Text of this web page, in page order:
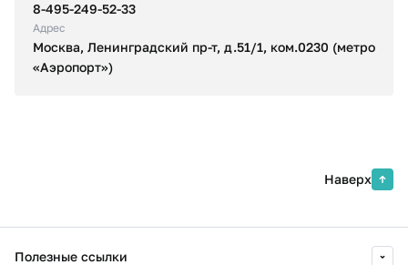
8-495-249-52-33
Адрес
Москва, Ленинградский пр-т, д.51/1, ком.0230 (метро
«Аэропорт»)
Наверх
Полезные ссылки